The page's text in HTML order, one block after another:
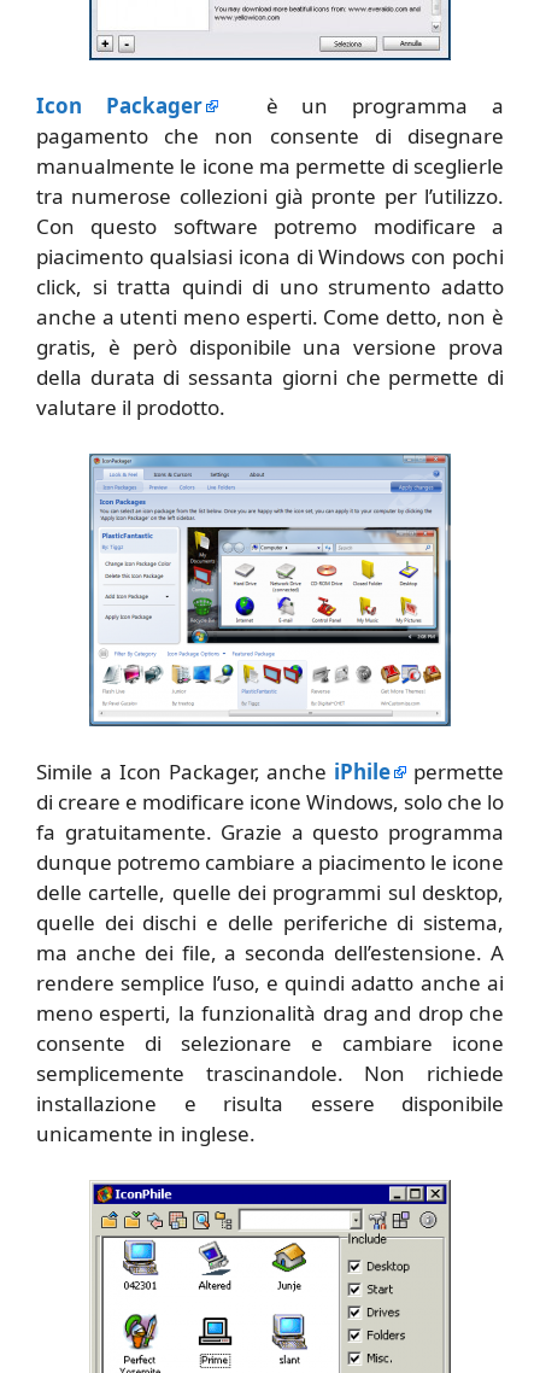
Icon Packager è un programma a
pagamento che non consente di disegnare
manualmente le icone ma permette di sceglierle
tra numerose collezioni già pronte per l’utilizzo.
Con questo software potremo modificare a
piacimento qualsiasi icona di Windows con pochi
click, si tratta quindi di uno strumento adatto
anche a utenti meno esperti. Come detto, non è
gratis, è però disponibile una versione prova
della durata di sessanta giorni che permette di
valutare il prodotto.
Simile a Icon Packager, anche iPhile
permette
di creare e modificare icone Windows, solo che lo
fa gratuitamente. Grazie a questo programma
dunque potremo cambiare a piacimento le icone
delle cartelle, quelle dei programmi sul desktop,
quelle dei dischi e delle periferiche di sistema,
ma anche dei file, a seconda dell’estensione. A
rendere semplice l’uso, e quindi adatto anche ai
meno esperti, la funzionalità drag and drop che
consente di selezionare e cambiare icone
semplicemente trascinandole. Non richiede
installazione e risulta essere disponibile
unicamente in inglese.